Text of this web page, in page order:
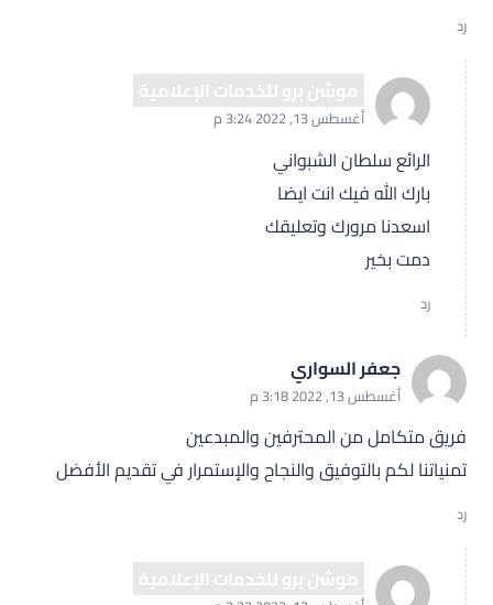
رد
أغسطس 13, 2022 3:24 م
الرائع سلطان الشبواني
بارك الله فيك انت ايضا
اسعدنا مرورك وتعليقك
دمت بخير
رد
جعفر السواري
أغسطس 13, 2022 3:18 م
فريق متكامل من المحترفين والمبدعين
تمنياتنا لكم بالتوفيق والنجاح والإستمرار في تقديم الأفضل
رد